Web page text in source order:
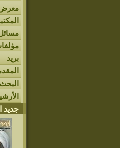
معرض
بريد
جديد